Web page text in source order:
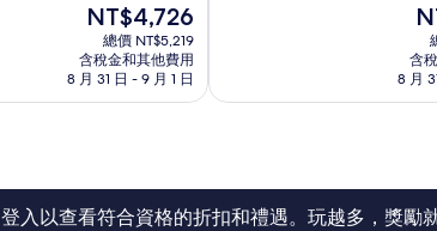
現
價
格
為
NT$4,726
總價 NT$5,219
含稅金和其他費用
8 月 31 日 - 9 月 1 日
極
評
論
現
在
價
格
為
含
8 月
登入以查看符合資格的折扣和禮遇。玩越多，獎勵